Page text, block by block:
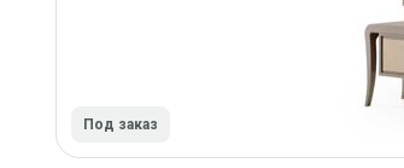
Под заказ